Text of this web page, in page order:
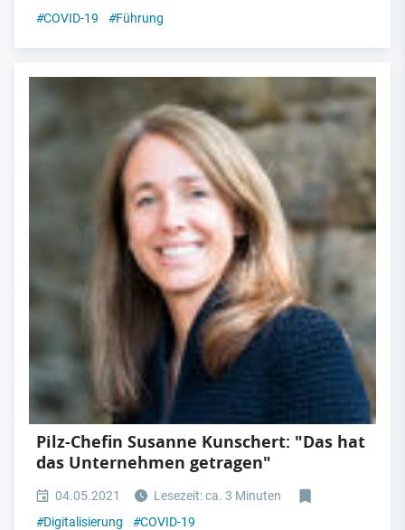
#COVID-19 #Führung
Pilz-Chefin Susanne Kunschert: "Das hat
das Unternehmen getragen"
04.05.2021
Lesezeit: ca. 3 Minuten
#Digitalisierung #COVID-19